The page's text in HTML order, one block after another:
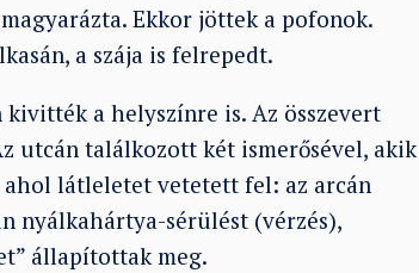
Ekkor jöttek a pofonok.
a szája is felrepedt.
a helyszínre is. Az összevert
utcán találkozott két ismerősével, akik
látleletet vetetett fel: az arcán
nyálkahártya-sérülést (vérzés),
állapítottak meg.